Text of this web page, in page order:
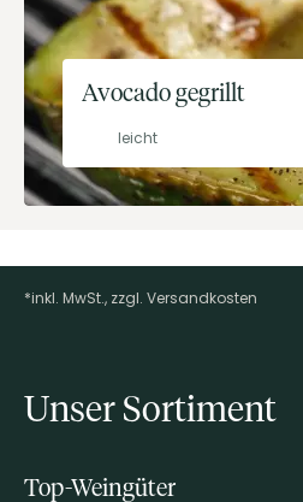
Avocado gegrillt
leicht
Footer-Menü
*inkl. MwSt., zzgl. Versandkosten
Unser Sortiment
Top-Weingüter